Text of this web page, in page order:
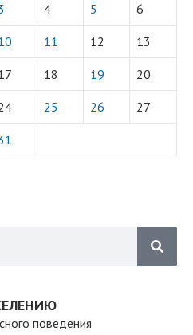
4 5 6
11 12 13
18 19 20
25 26 27
поведения